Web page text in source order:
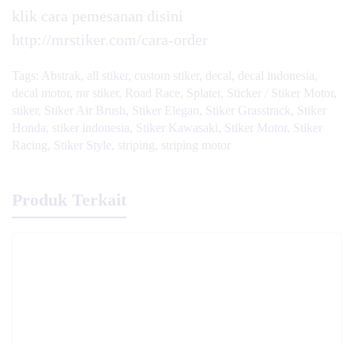
klik cara pemesanan disini
http://mrstiker.com/cara-order
Tags: Abstrak all stiker custom stiker decal decal indonesia
decal motor
mr stiker Road Race Splater Sticker / Stiker Motor
stiker
Stiker Air Brush Stiker Elegan Stiker Grasstrack
Stiker
Honda stiker indonesia Stiker Kawasaki Stiker Motor
Stiker
Racing
Stiker Style striping striping motor
Produk Terkait